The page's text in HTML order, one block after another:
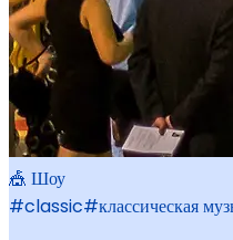
🎪 Шоу
#classic#классическая